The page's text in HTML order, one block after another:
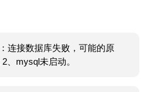
连接数据库失败，可能的原
、mysql未启动。